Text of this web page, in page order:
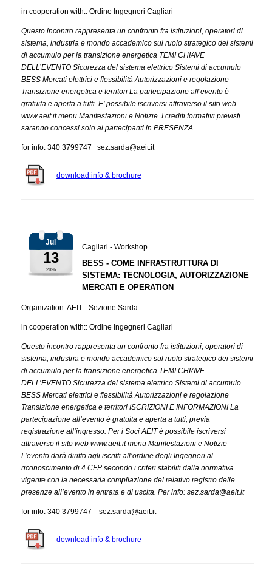
in cooperation with:: Ordine Ingegneri Cagliari
Questo incontro rappresenta un confronto fra istituzioni, operatori di
sistema, industria e mondo accademico sul ruolo strategico dei sistemi
di accumulo per la transizione energetica TEMI CHIAVE
DELL’EVENTO Sicurezza del sistema elettrico Sistemi di accumulo
BESS Mercati elettrici e flessibilità Autorizzazioni e regolazione
Transizione energetica e territori La partecipazione all’evento è
gratuita e aperta a tutti. E’ possibile iscriversi attraverso il sito web
www.aeit.it menu Manifestazioni e Notizie. I crediti formativi previsti
saranno concessi solo ai partecipanti in PRESENZA.
for info: 340 3799747 sez.sarda@aeit.it
download info & brochure
Jul
13
2026
Cagliari - Workshop
BESS - COME INFRASTRUTTURA DI
SISTEMA: TECNOLOGIA, AUTORIZZAZIONE
MERCATI E OPERATION
Organization: AEIT - Sezione Sarda
in cooperation with:: Ordine Ingegneri Cagliari
Questo incontro rappresenta un confronto fra istituzioni, operatori di
sistema, industria e mondo accademico sul ruolo strategico dei sistemi
di accumulo per la transizione energetica TEMI CHIAVE
DELL’EVENTO Sicurezza del sistema elettrico Sistemi di accumulo
BESS Mercati elettrici e flessibilità Autorizzazioni e regolazione
Transizione energetica e territori ISCRIZIONI E INFORMAZIONI La
partecipazione all’evento è gratuita e aperta a tutti, previa
registrazione all’ingresso. Per i Soci AEIT è possibile iscriversi
attraverso il sito web www.aeit.it menu Manifestazioni e Notizie
L’evento darà diritto agli iscritti all’ordine degli Ingegneri al
riconoscimento di 4 CFP secondo i criteri stabiliti dalla normativa
vigente con la necessaria compilazione del relativo registro delle
presenze all’evento in entrata e di uscita. Per info: sez.sarda@aeit.it
for info: 340 3799747 sez.sarda@aeit.it
download info & brochure